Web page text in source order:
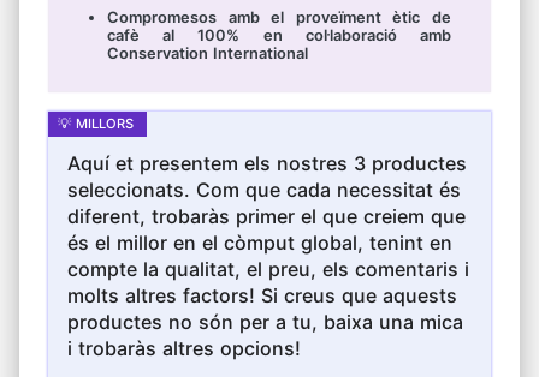
Compromesos amb el proveïment ètic de
cafè al 100% en col·laboració amb
Conservation International
Aquí et presentem els nostres 3 productes
seleccionats. Com que cada necessitat és
diferent, trobaràs primer el que creiem que
és el millor en el còmput global, tenint en
compte la qualitat, el preu, els comentaris i
molts altres factors! Si creus que aquests
productes no són per a tu, baixa una mica
i trobaràs altres opcions!